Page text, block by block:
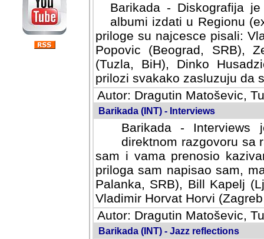
Barikada - Diskografija
albumi izdati u Regionu
priloge su najcesce pisali:
Popovic (Beograd, SRB),
(Tuzla, BiH), Dinko
prilozi svakako zasluzuju da
Autor: Dragutin Matoševic,
Barikada (INT) - Interviews
Barikada -
direktnom razgovoru sa
sam i vama prenosio
priloga sam napisao sam,
Palanka, SRB), Bill Kapelj
Vladimir Horvat Horvi
Autor: Dragutin Matoševic,
Barikada (INT) - Jazz reflections